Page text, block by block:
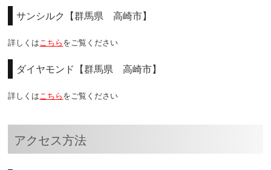
サンシルク【群馬県 高崎市】
詳しくはこちらをご覧ください
ダイヤモンド【群馬県 高崎市】
詳しくはこちらをご覧ください
アクセス方法